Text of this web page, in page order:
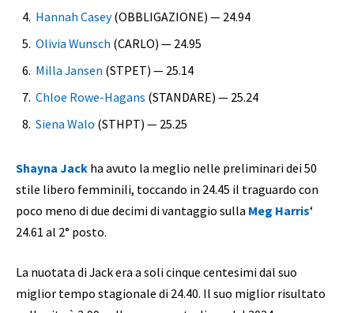
Hannah Casey (OBBLIGAZIONE) — 24.94
Olivia Wunsch (CARLO) — 24.95
Milla Jansen (STPET) — 25.14
Chloe Rowe-Hagans (STANDARE) — 25.24
Siena Walo (STHPT) — 25.25
Shayna Jack ha avuto la meglio nelle preliminari dei 50
stile libero femminili, toccando in 24.45 il traguardo con
poco meno di due decimi di vantaggio sulla Meg Harris‘
24.61 al 2° posto.
La nuotata di Jack era a soli cinque centesimi dal suo
miglior tempo stagionale di 24.40. Il suo miglior risultato